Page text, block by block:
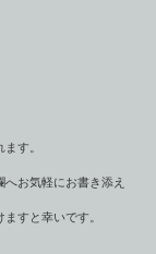
す。
お気軽にお書き添え
すと幸いです。